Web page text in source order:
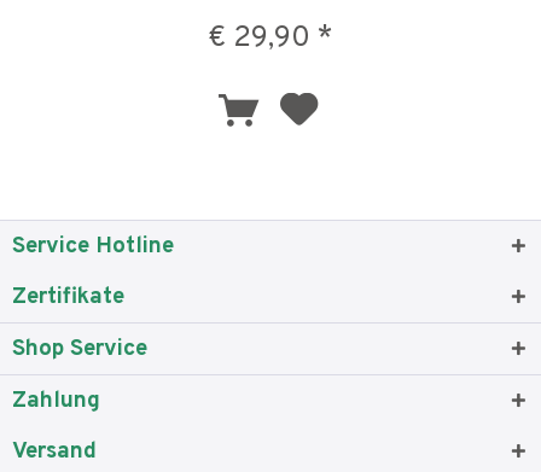
€ 29,90 *
Service Hotline
Zertifikate
Shop Service
Zahlung
Versand